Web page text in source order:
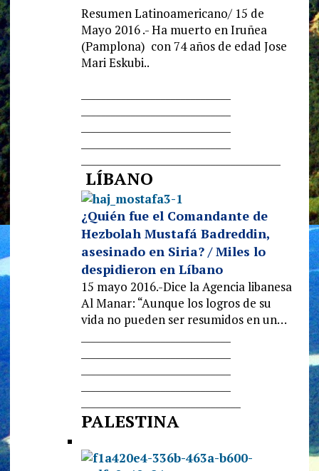
Resumen Latinoamericano/ 15 de
Mayo 2016 .- Ha muerto en Iruñea
(Pamplona) con 74 años de edad Jose
Mari Eskubi..
LÍBANO
¿Quién fue el Comandante de
Hezbolah Mustafá Badreddin,
asesinado en Siria? / Miles lo
despidieron en Líbano
15 mayo 2016.-Dice la Agencia libanesa
Al Manar: “Aunque los logros de su
vida no pueden ser resumidos en un…
PALESTINA